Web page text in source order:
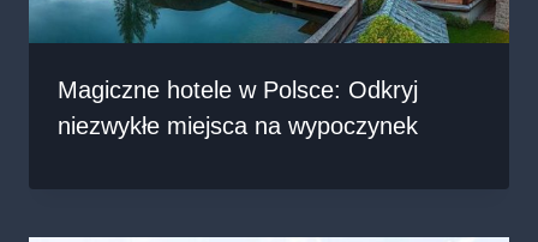
Magiczne hotele w Polsce: Odkryj
niezwykłe miejsca na wypoczynek